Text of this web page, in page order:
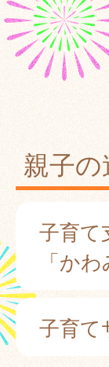
親子
子育て
「か
子育て